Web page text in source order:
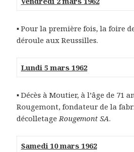
▪ Pour la première fois, la foire
déroule aux Reussilles.
Lundi 5 mars 1962
▪ Décès à Moutier, à l’âge de 71
Rougemont, fondateur de la
décolletageRougemont SA.
Samedi 10 mars 1962